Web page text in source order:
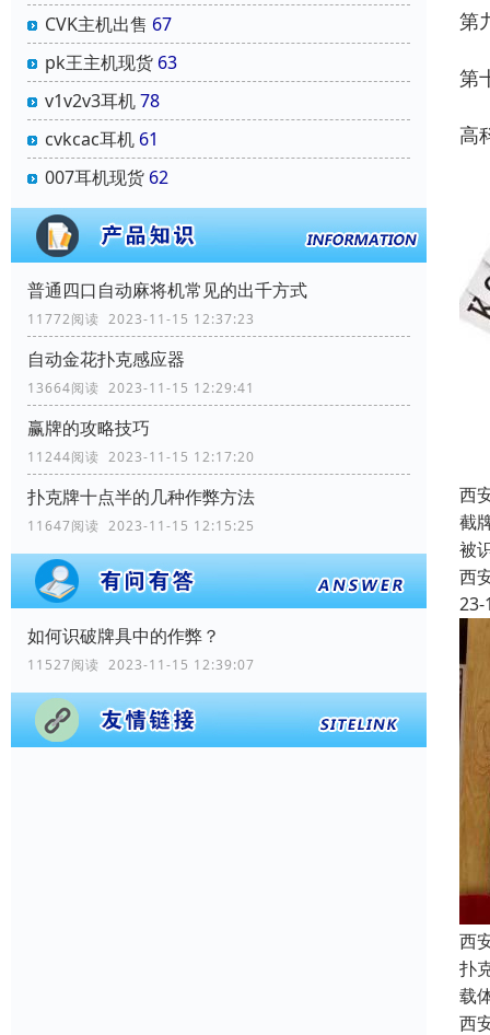
CVK主机出售 67
pk王主机现货 63
v1v2v3耳机78
cvkcac耳机 61
007耳机现货 62
普通四口自动麻将机常见的出千方式
11772阅读 2023-11-15 12:37:23
自动金花扑克感应器
13664阅读 2023-11-15 12:29:41
赢牌的攻略技巧
11244阅读 2023-11-15 12:17:20
扑克牌十点半的几种作弊方法
11647阅读 2023-11-15 12:15:25
如何识破牌具中的作弊？
11527阅读 2023-11-15 12:39:07
第
第
高
西
截
被
西
23-
西
扑
载
西